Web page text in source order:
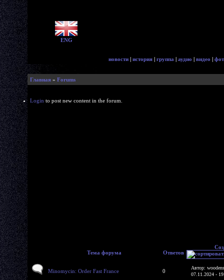
ENG
новости | история | группа | аудио | видео |
Главная » Forums
Login to post new content in the forum.
Тема форума Ответов
Minomycin: Order Fast France 0
Автор:
07.11.2024 -